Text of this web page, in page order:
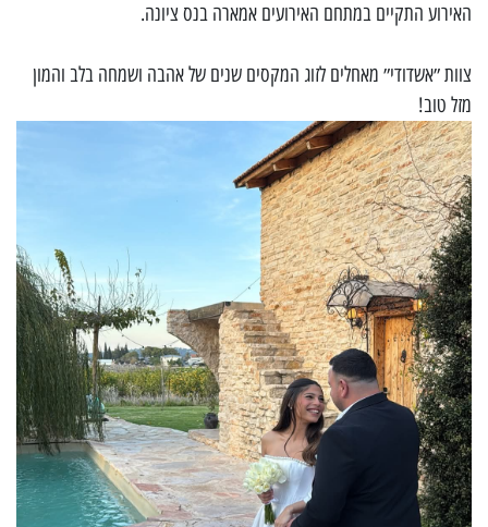
האירוע התקיים במתחם האירועים אמארה בנס ציונה.
צוות ״אשדודי״ מאחלים לזוג המקסים שנים של אהבה ושמחה בלב והמון
מזל טוב!